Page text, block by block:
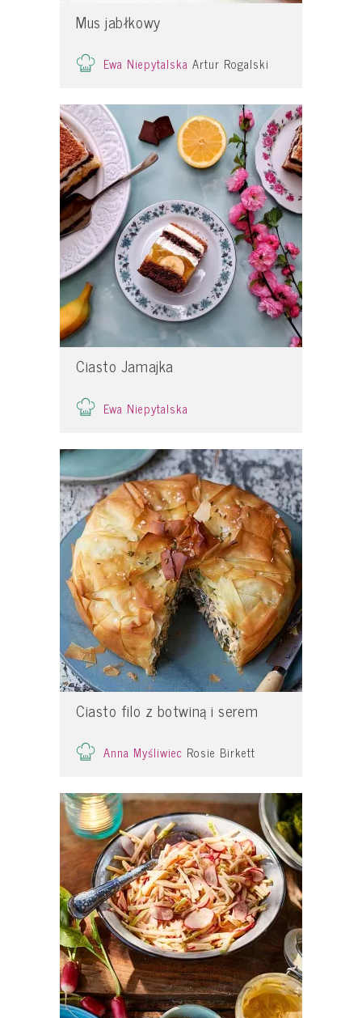
Mus jabłkowy
Ewa Niepytalska Artur Rogalski
Ciasto Jamajka
Ewa Niepytalska
Ciasto filo z botwiną i serem
Anna Myśliwiec Rosie Birkett